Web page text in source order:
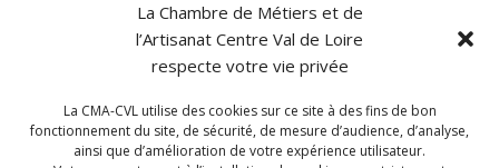
La Chambre de Métiers et de
l’Artisanat Centre Val de Loire
respecte votre vie privée
La CMA-CVL utilise des cookies sur ce site à des fins de bon
fonctionnement du site, de sécurité, de mesure d’audience, d’analyse,
ainsi que d’amélioration de votre expérience utilisateur.
CONTACT PLAN DU SITE
CMA Formation - Châteauroux est géré par la Chambre de
Métiers et de l'Artisanat Centre Val de Loire.